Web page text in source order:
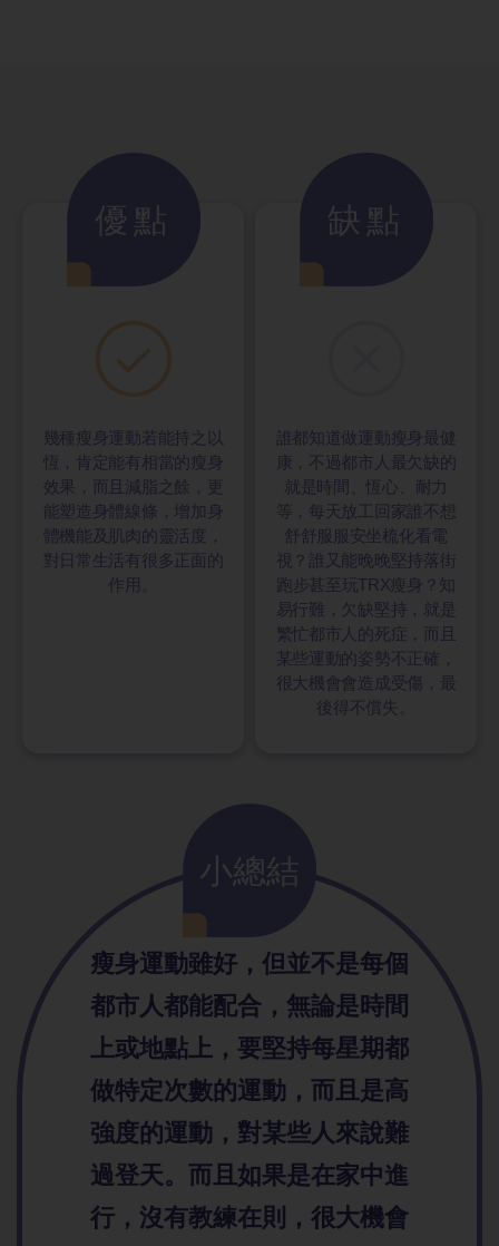
優點
幾種瘦身運動若能持之以
恆，肯定能有相當的瘦身
效果，而且減脂之餘，更
能塑造身體線條，增加身
體機能及肌肉的靈活度，
對日常生活有很多正面的
作用。
缺點
誰都知道做運動瘦身最健
康，不過都市人最欠缺的
就是時間、恆心、耐力
等，每天放工回家誰不想
舒舒服服安坐梳化看電
視？誰又能晚晚堅持落街
跑步甚至玩TRX瘦身？知
易行難，欠缺堅持，就是
繁忙都市人的死症，而且
某些運動的姿勢不正確，
很大機會會造成受傷，最
後得不償失。
小總結
瘦身運動雖好，但並不是每個
都市人都能配合，無論是時間
上或地點上，要堅持每星期都
做特定次數的運動，而且是高
強度的運動，對某些人來說難
過登天。而且如果是在家中進
行，沒有教練在則，很大機會